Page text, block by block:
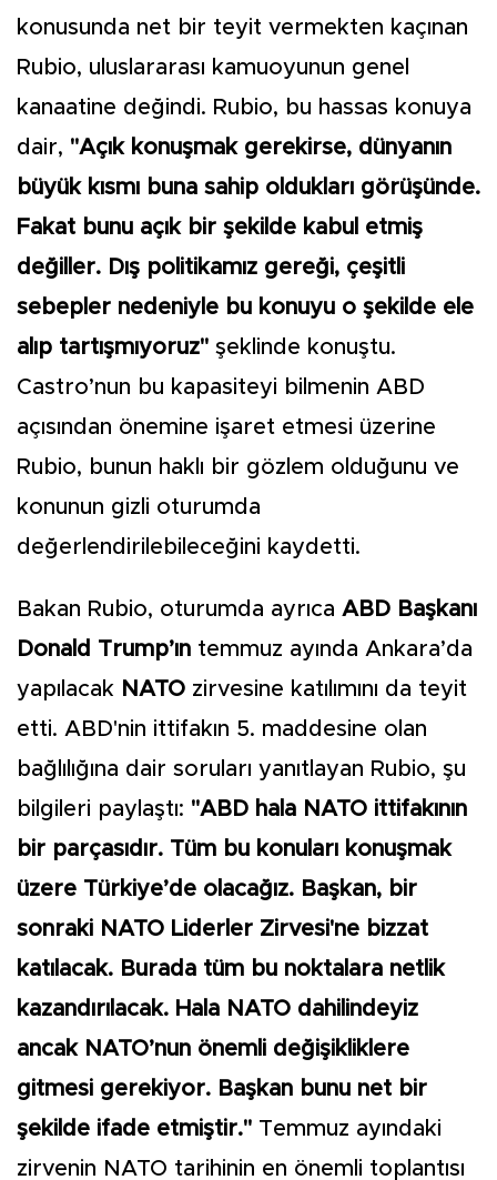
konusunda net bir teyit vermekten kaçınan
Rubio, uluslararası kamuoyunun genel
kanaatine değindi. Rubio, bu hassas konuya
dair, "Açık konuşmak gerekirse, dünyanın
büyük kısmı buna sahip oldukları görüşünde.
Fakat bunu açık bir şekilde kabul etmiş
değiller. Dış politikamız gereği, çeşitli
sebepler nedeniyle bu konuyu o şekilde ele
alıp tartışmıyoruz" şeklinde konuştu.
Castro’nun bu kapasiteyi bilmenin ABD
açısından önemine işaret etmesi üzerine
Rubio, bunun haklı bir gözlem olduğunu ve
konunun gizli oturumda
değerlendirilebileceğini kaydetti.
Bakan Rubio, oturumda ayrıca ABD Başkanı
Donald Trump’ın temmuz ayında Ankara’da
yapılacak NATO zirvesine katılımını da teyit
etti. ABD'nin ittifakın 5. maddesine olan
bağlılığına dair soruları yanıtlayan Rubio, şu
bilgileri paylaştı: "ABD hala NATO ittifakının
bir parçasıdır. Tüm bu konuları konuşmak
üzere Türkiye’de olacağız. Başkan, bir
sonraki NATO Liderler Zirvesi'ne bizzat
katılacak. Burada tüm bu noktalara netlik
kazandırılacak. Hala NATO dahilindeyiz
ancak NATO’nun önemli değişikliklere
gitmesi gerekiyor. Başkan bunu net bir
şekilde ifade etmiştir." Temmuz ayındaki
zirvenin NATO tarihinin en önemli toplantısı